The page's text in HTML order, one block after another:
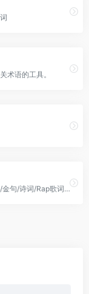
术语的工具。
支持单押多押；海量词库，保持更新；文案/金句/诗词/Rap歌词创作者的必备神器。